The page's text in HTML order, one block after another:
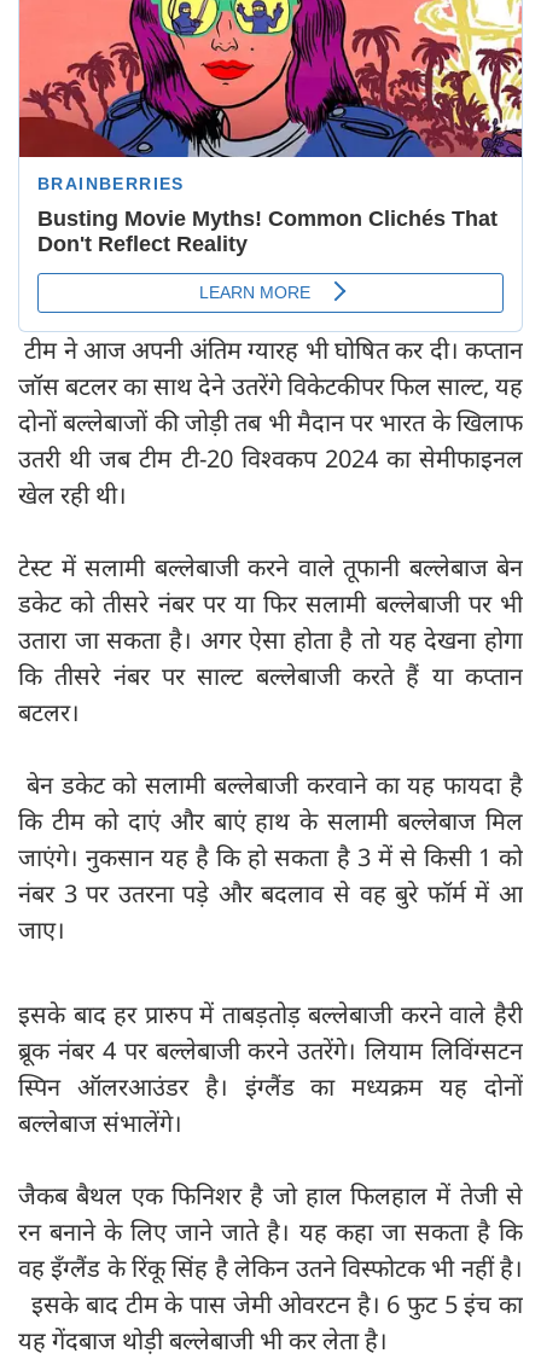
टीम ने आज अपनी अंतिम ग्यारह भी घोषित कर दी। कप्तान
जॉस बटलर का साथ देने उतरेंगे विकेटकीपर फिल साल्ट, यह
दोनों बल्लेबाजों की जोड़ी तब भी मैदान पर भारत के खिलाफ
उतरी थी जब टीम टी-20 विश्वकप 2024 का सेमीफाइनल
खेल रही थी।
टेस्ट में सलामी बल्लेबाजी करने वाले तूफानी बल्लेबाज बेन
डकेट को तीसरे नंबर पर या फिर सलामी बल्लेबाजी पर भी
उतारा जा सकता है। अगर ऐसा होता है तो यह देखना होगा
कि तीसरे नंबर पर साल्ट बल्लेबाजी करते हैं या कप्तान
बटलर।
बेन डकेट को सलामी बल्लेबाजी करवाने का यह फायदा है
कि टीम को दाएं और बाएं हाथ के सलामी बल्लेबाज मिल
जाएंगे। नुकसान यह है कि हो सकता है 3 में से किसी 1 को
नंबर 3 पर उतरना पड़े और बदलाव से वह बुरे फॉर्म में आ
जाए।
इसके बाद हर प्रारुप में ताबड़तोड़ बल्लेबाजी करने वाले हैरी
ब्रूक नंबर 4 पर बल्लेबाजी करने उतरेंगे। लियाम लिविंग्सटन
स्पिन ऑलरआउंडर है। इंग्लैंड का मध्यक्रम यह दोनों
बल्लेबाज संभालेंगे।
जैकब बैथल एक फिनिशर है जो हाल फिलहाल में तेजी से
रन बनाने के लिए जाने जाते है। यह कहा जा सकता है कि
वह इँग्लैंड के रिंकू सिंह है लेकिन उतने विस्फोटक भी नहीं है।
इसके बाद टीम के पास जेमी ओवरटन है। 6 फुट 5 इंच का
यह गेंदबाज थोड़ी बल्लेबाजी भी कर लेता है।